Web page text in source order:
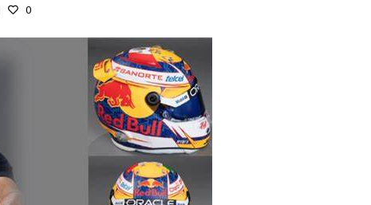
0